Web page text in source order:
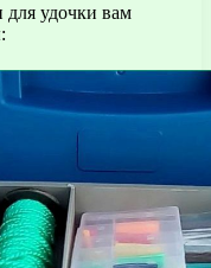
для удочки вам